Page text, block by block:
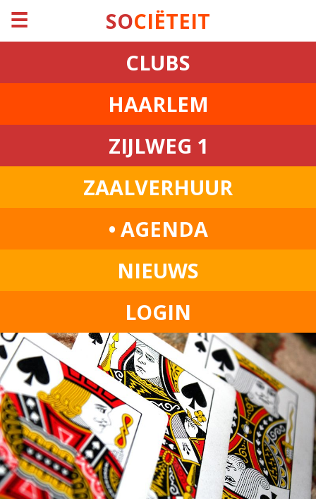
☰ SOCIËTEIT
CLUBS
HAARLEM
ZIJLWEG 1
ZAALVERHUUR
• AGENDA
NIEUWS
LOGIN